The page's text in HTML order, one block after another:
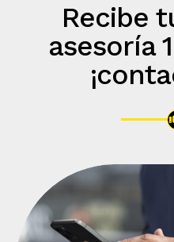
Recibe
asesoría